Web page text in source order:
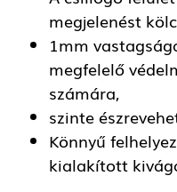
megjelenést
1mm
megfelelő
számára,
szinte
Könnyű
kialakított